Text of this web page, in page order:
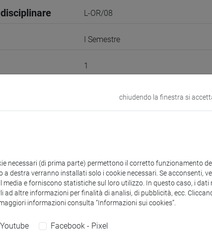
L-OR/08
I Semestre
1
Programma
chiudendo la finestra si
necessari (di prima parte) permettono il corretto funzionamento
a destra verranno installati solo i cookie necessari. Se acconsenti,
e forniscono statistiche sul loro utilizzo. In questo caso, i
ad altre informazioni per finalità di analisi, di pubblicità, ecc.
informazioni consulta “Informazioni sui cookies”.
Facebook - Pixel